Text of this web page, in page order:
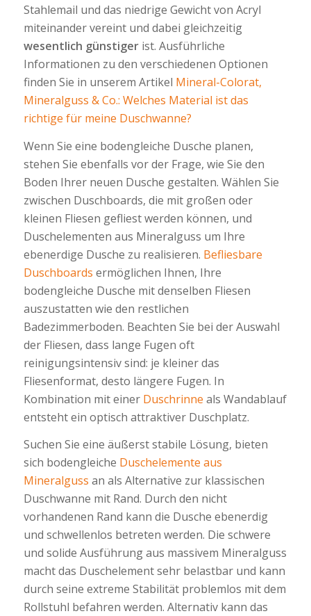
Stahlemail und das niedrige Gewicht von Acryl
miteinander vereint und dabei gleichzeitig
wesentlich günstigerist. Ausführliche
Informationen zu den verschiedenen Optionen
finden Sie in unserem Artikel Mineral-Colorat,
Mineralguss & Co.: Welches Material ist das
richtige für meine Duschwanne?
Wenn Sie eine bodengleiche Dusche planen,
stehen Sie ebenfalls vor der Frage, wie Sie den
Boden Ihrer neuen Dusche gestalten. Wählen Sie
zwischen Duschboards, die mit großen oder
kleinen Fliesen gefliest werden können, und
Duschelementen aus Mineralguss um Ihre
ebenerdige Dusche zu realisieren. Befliesbare
Duschboards ermöglichen Ihnen, Ihre
bodengleiche Dusche mit denselben Fliesen
auszustatten wie den restlichen
Badezimmerboden. Beachten Sie bei der Auswahl
der Fliesen, dass lange Fugen oft
reinigungsintensiv sind: je kleiner das
Fliesenformat, desto längere Fugen. In
Kombination mit einer Duschrinne als Wandablauf
entsteht ein optisch attraktiver Duschplatz.
Suchen Sie eine äußerst stabile Lösung, bieten
sich bodengleiche Duschelemente aus
Mineralguss an als Alternative zur klassischen
Duschwanne mit Rand. Durch den nicht
vorhandenen Rand kann die Dusche ebenerdig
und schwellenlos betreten werden. Die schwere
und solide Ausführung aus massivem Mineralguss
macht das Duschelement sehr belastbar und kann
durch seine extreme Stabilität problemlos mit dem
Rollstuhl befahren werden. Alternativ kann das